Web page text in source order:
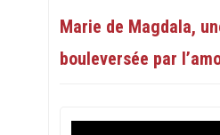
Marie de Magdala,
bouleversée par